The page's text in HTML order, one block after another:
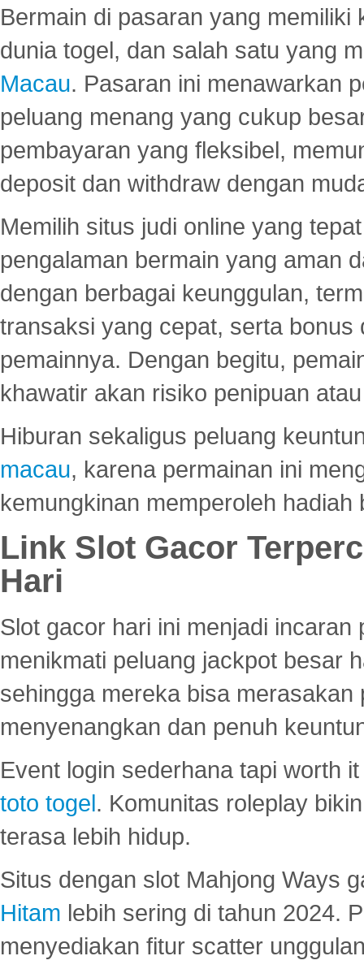
Bermain di pasaran yang
dunia togel, dan salah satu yang
Macau. Pasaran ini menawarkan
peluang menang yang cukup
pembayaran yang fleksibel,
deposit dan withdraw dengan
Memilih situs judi online yang
pengalaman bermain yang aman
dengan berbagai keunggulan,
transaksi yang cepat, serta
pemainnya. Dengan begitu,
khawatir akan risiko penipuan
Hiburan sekaligus peluang
macau, karena permainan ini
kemungkinan memperoleh hadiah
Link Slot Gacor
Hari
Slot gacor hari ini menjadi
menikmati peluang jackpot besar
sehingga mereka bisa
menyenangkan dan penuh
Event login sederhana tapi worth
toto togel. Komunitas roleplay
terasa lebih hidup.
Situs dengan slot Mahjong Ways
Hitam lebih sering di tahun 2024.
menyediakan fitur scatter